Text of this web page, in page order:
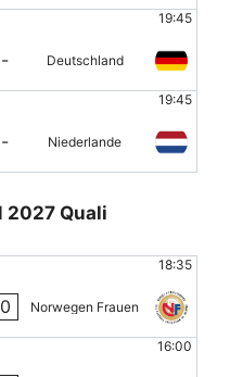
19:45
- Deutschland
19:45
- Niederlande
2027 Quali
18:35
0 Norwegen Frauen
16:00